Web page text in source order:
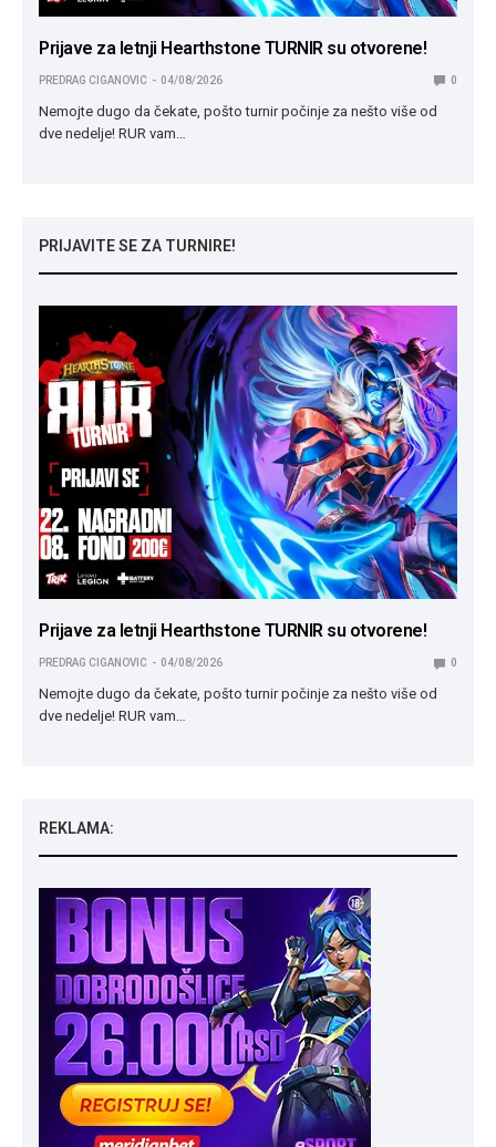
Prijave za letnji Hearthstone TURNIR su otvorene!
PREDRAG CIGANOVIC 04/08/2026 0
Nemojte dugo da čekate, pošto turnir počinje za nešto više od
dve nedelje! RUR vam…
PRIJAVITE SE ZA TURNIRE!
Prijave za letnji Hearthstone TURNIR su otvorene!
PREDRAG CIGANOVIC 04/08/2026 0
Nemojte dugo da čekate, pošto turnir počinje za nešto više od
dve nedelje! RUR vam…
REKLAMA: